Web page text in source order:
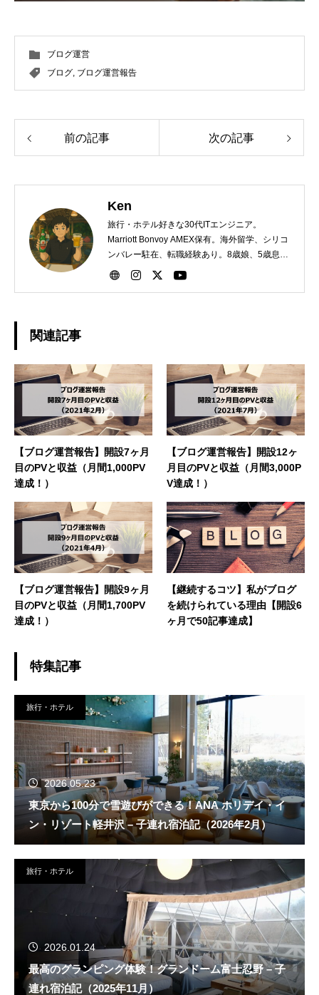
ブログ運営
ブログ, ブログ運営報告
前の記事 次の記事
Ken
旅行・ホテル好きな30代ITエンジニア。
Marriott Bonvoy AMEX保有。海外留学、シリコ
ンバレー駐在、転職経験あり。8歳娘、5歳息子
の父親。第二子誕生時に2ヶ月間の育休取得。
関連記事
【ブログ運営報告】開設7ヶ月
目のPVと収益（月間1,000PV
達成！）
【ブログ運営報告】開設12ヶ
月目のPVと収益（月間3,000P
V達成！）
【ブログ運営報告】開設9ヶ月
目のPVと収益（月間1,700PV
達成！）
【継続するコツ】私がブログ
を続けられている理由【開設6
ヶ月で50記事達成】
特集記事
旅行・ホテル
2026.05.23
東京から100分で雪遊びができる！ANA ホリデイ・イ
ン・リゾート軽井沢 – 子連れ宿泊記（2026年2月）
旅行・ホテル
2026.01.24
最高のグランピング体験！グランドーム富士忍野 – 子
連れ宿泊記（2025年11月）